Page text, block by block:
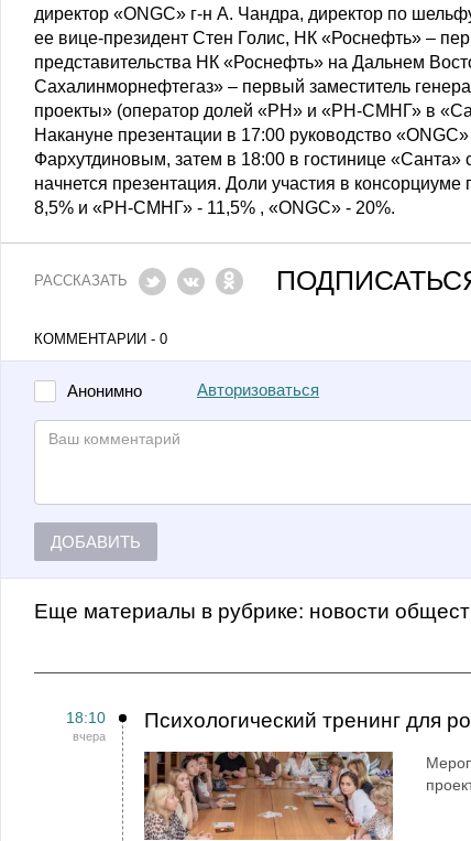
директор «ONGC» г-н А. Чандра, директор по
ее вице-президент Стен Голис, НК «Роснефть» –
представительства НК «Роснефть» на Дальнем
Сахалинморнефтегаз» – первый заместитель
проекты» (оператор долей «РН» и «РН-СМНГ» в
Накануне презентации в 17:00 руководство
Фархутдиновым, затем в 18:00 в гостинице
начнется презентация. Доли участия в
8,5% и «РН-СМНГ» - 11,5% , «ONGC» - 20%.
РАССКАЗАТЬ
КОММЕНТАРИИ - 0
Анонимно Авторизоваться
ДОБАВИТЬ
Еще материалы в рубрике: Новости
18:10
вчера
Психологический тренинг для